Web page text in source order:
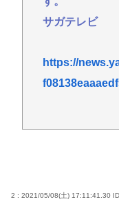
へ！温暖化車カ
【映画動員ラン
返り咲き！「ミ
サガテレビ
https://
2 : 2021/05/08(土) 17:11:41.30